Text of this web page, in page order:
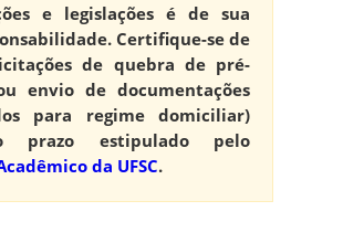
e legislações é de sua
Certifique-se de
de quebra de pré-
envio de documentações
para regime domiciliar)
prazo estipulado pelo
da UFSC.